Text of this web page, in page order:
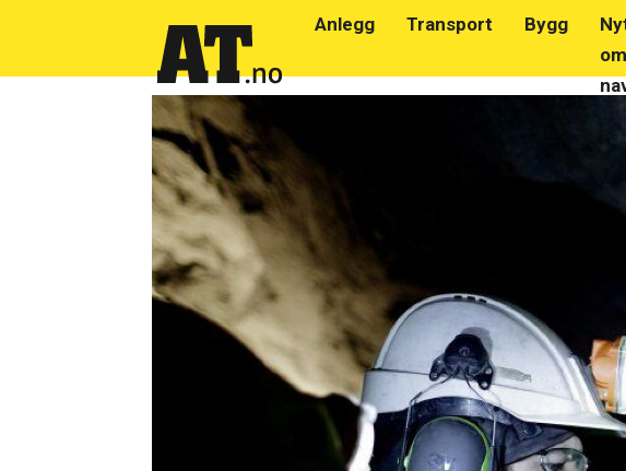
Anlegg Transport Bygg
om